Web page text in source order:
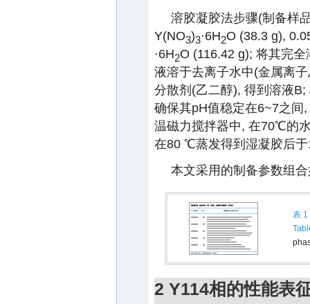
溶胶凝胶法步骤(制备样
Y(NO3)3·6H2O (38.3 g),
·6H2O (116.42 g); 将其完
液溶于去离子水中(金属离
分散剂(乙二醇), 得到溶液
确保其pH值稳定在6~7之间
温磁力搅拌器中, 在70℃的
在80 ℃蒸发得到湿凝胶后
本文采用的制备参数组
表 1
2 Y114相的性能表